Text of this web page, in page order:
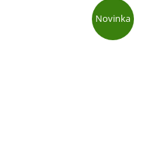
Novinka